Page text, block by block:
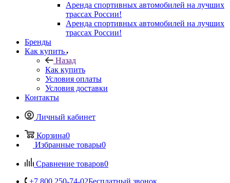
Аренда спортивных автомобилей на лучших
трассах России!
Аренда спортивных автомобилей на лучших
трассах России!
Бренды
Как купить
Назад
Как купить
Условия оплаты
Условия доставки
Контакты
Личный кабинет
Корзина0
Избранные товары0
Сравнение товаров0
+7 800 250-74-02Бесплатный звонок